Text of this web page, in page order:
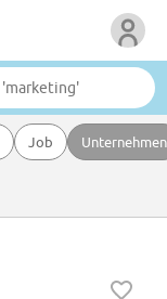
Job Unternehmen